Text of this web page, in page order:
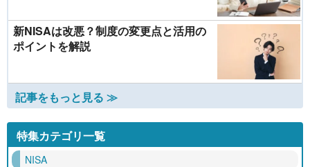
新NISAは改悪？制度の変更点と活用の
ポイントを解説
記事をもっと見る ≫
特集カテゴリ一覧
NISA